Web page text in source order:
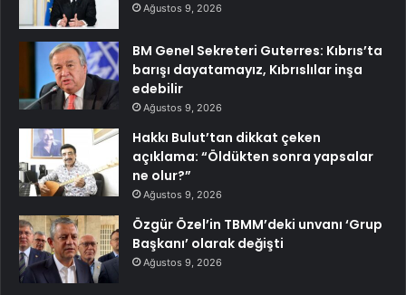
Ağustos 9, 2026
BM Genel Sekreteri Guterres: Kıbrıs’ta
barışı dayatamayız, Kıbrıslılar inşa
edebilir
Ağustos 9, 2026
Hakkı Bulut’tan dikkat çeken
açıklama: “Öldükten sonra yapsalar
ne olur?”
Ağustos 9, 2026
Özgür Özel’in TBMM’deki unvanı ‘Grup
Başkanı’ olarak değişti
Ağustos 9, 2026